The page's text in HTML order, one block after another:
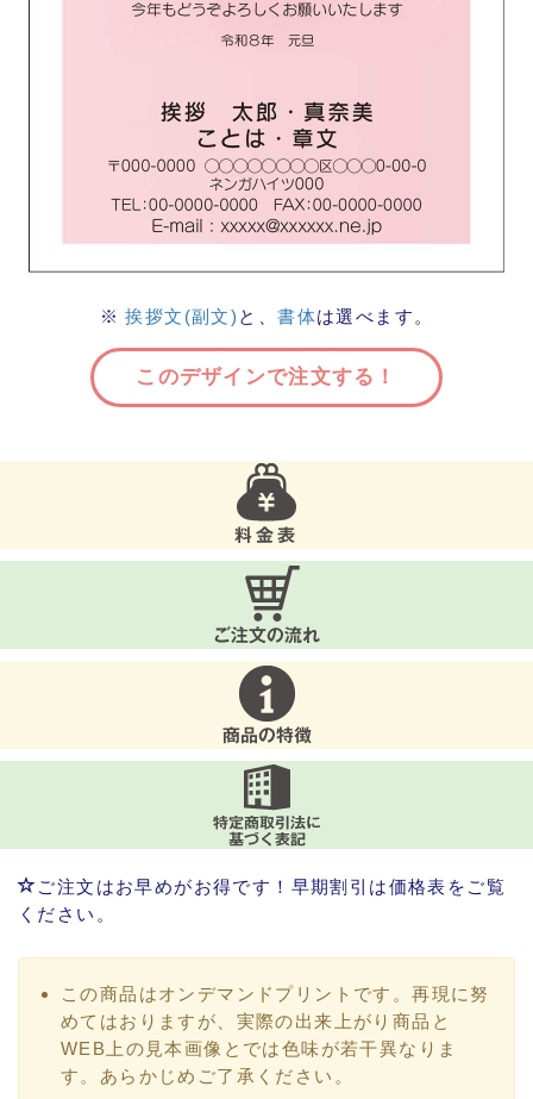
※挨拶文(副文) と、書体は選べます。
このデザインで注文する！
ご注文はお早めがお得です！早期割引は価格表をご覧
ください。
この商品はオンデマンドプリントです。再現に努
めてはおりますが、実際の出来上がり商品と
WEB上の見本画像とでは色味が若干異なりま
す。あらかじめご了承ください。